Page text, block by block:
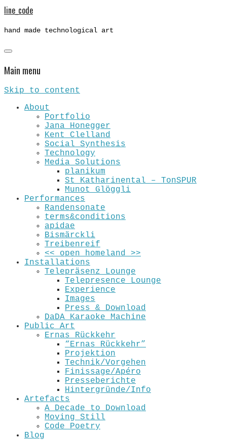
line_code
hand made technological art
Main menu
Skip to content
About
Portfolio
Jana Honegger
Kent Clelland
Social Synthesis
Technology
Media Solutions
planikum
St Katharinental – TonSPUR
Munot Glöggli
Performances
Randensonate
terms&conditions
apidae
Bismärckli
Treibenreif
<< open_homeland >>
Installations
Telepräsenz Lounge
Telepresence Lounge
Experience
Images
Press & Download
DaDA Karaoke Machine
Public Art
Ernas Rückkehr
“Ernas Rückkehr”
Projektion
Technik/Vorgehen
Finissage/Apéro
Presseberichte
Hintergründe/Info
Artefacts
A Decade to Download
Moving Still
Code Poetry
Blog